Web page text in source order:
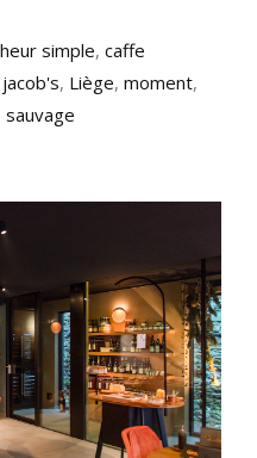
simple, caffe
jacob's, Liège, moment,
sauvage